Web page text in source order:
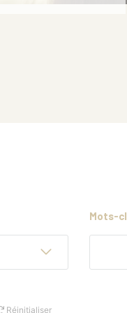
Mots-
Réinitialiser